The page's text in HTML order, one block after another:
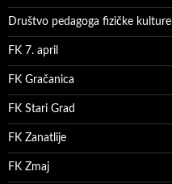
Društvo pedagoga fizičke kulture
FK 7. april
FK Gračanica
FK Stari Grad
FK Zanatlije
FK Zmaj